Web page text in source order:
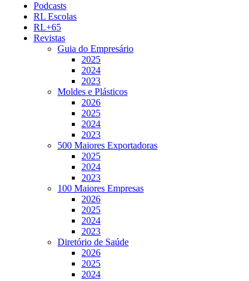
Podcasts
RL Escolas
RL+65
Revistas
Guia do Empresário
2025
2024
2023
Moldes e Plásticos
2026
2025
2024
2023
500 Maiores Exportadoras
2025
2024
2023
100 Maiores Empresas
2026
2025
2024
2023
Diretório de Saúde
2026
2025
2024